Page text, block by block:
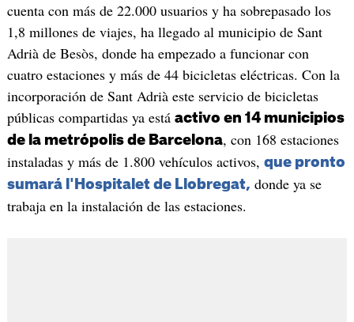
cuenta con más de 22.000 usuarios y ha sobrepasado los
1,8 millones de viajes, ha llegado al municipio de Sant
Adrià de Besòs, donde ha empezado a funcionar con
cuatro estaciones y más de 44 bicicletas eléctricas. Con la
incorporación de Sant Adrià este servicio de bicicletas
públicas compartidas ya está activo en 14 municipios
de la metrópolis de Barcelona, con 168 estaciones
instaladas y más de 1.800 vehículos activos, que pronto
sumará l'Hospitalet de Llobregat, donde ya se
trabaja en la instalación de las estaciones.